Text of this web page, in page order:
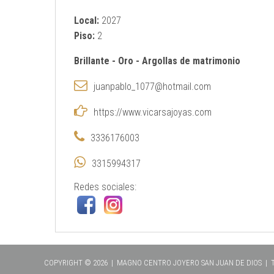
Local: 2027
Piso: 2
Brillante - Oro - Argollas de matrimonio
juanpablo_1077@hotmail.com
https://www.vicarsajoyas.com
3336176003
3315994317
Redes sociales:
COPYRIGHT © 2026 | MAGNO CENTRO JOYERO SAN JUAN DE DIOS |